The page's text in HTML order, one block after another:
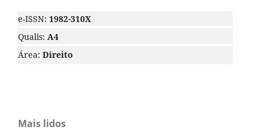
e-ISSN: 1982-310X
Qualis: A4
Área: Direito
Mais lidos